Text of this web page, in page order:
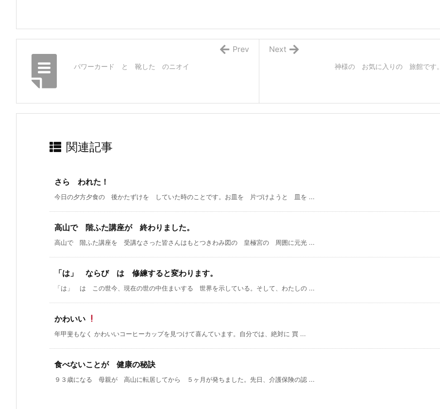
神様の お気に入りの 旅館です。
Next
パワーカード と 靴した のニオイ
Prev
関連記事
さら われた！
今日の夕方夕食の 後かたずけを していた時のことです。お皿を 片づけようと 皿を ...
高山で 階ふた講座が 終わりました。
高山で 階ふた講座を 受講なさった皆さんはもとつきわみ図の 皇極宮の 周囲に元光 ...
「は」 ならび は 修練すると変わります。
「は」 は この世今、現在の世の中住まいする 世界を示している。そして、わたしの ...
かわいい
年甲斐もなく かわいいコーヒーカップを見つけて喜んています。自分では、絶対に 買 ...
食べないことが 健康の秘訣
９３歳になる 母親が 高山に転居してから ５ヶ月が発ちました。先日、介護保険の認 ...